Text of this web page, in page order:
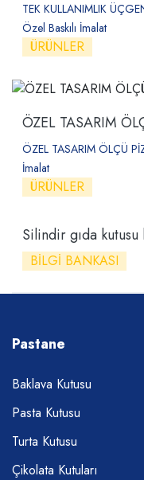
TEK KULLANIMLIK
Özel Baskılı İmalat
ÜRÜNLER
ÖZEL TASARIM
ÖZEL TASARIM ÖLÇÜ
İmalat
ÜRÜNLER
Silindir gıda
BILGI BANKASI
Pastane
Baklava Kutusu
Pasta Kutusu
Turta Kutusu
Çikolata Kutuları